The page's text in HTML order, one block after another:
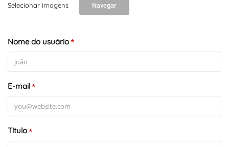
Selecionar imagens Navegar
Nome do usuário*
E-mail*
Título*